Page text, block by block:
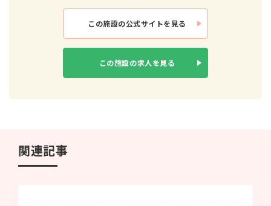
この施設の公式サイトを見る
この施設の求人を見る
関連記事